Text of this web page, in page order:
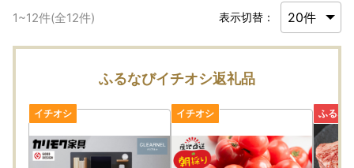
1~12件(全12件) 表示切替：
ふるなびイチオシ返礼品